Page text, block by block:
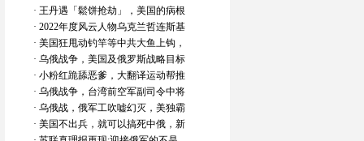
· 王丹遇「鬆饼抢劫」，美国的病根
· 2022年度风云人物乌克兰哲连斯基
· 美国狂甩动钓竿等中共大鱼上钩，
· 乌俄战争，美国及俄罗斯战略目标
· 小粉红跪舔恶爹，大翻译运动帮推
· 乌俄战争，台湾前空军副司令中将
· 乌俄战，俄军工吹嘘幻灭，美独霸
· 美国不出兵，就可以搞死中俄，新